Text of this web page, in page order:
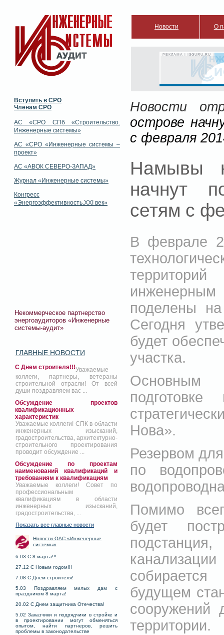
Новости О
РЕКЛАМА | ISGURU.RU
Вступить в СРО
Членам СРО
АС «СРО СПб «Строительство.
Инженерные системы»
АС «СРО «Инженерные системы –
проект»
АС «АВОК СЕВЕРО-ЗАПАД»
Журнал «Инженерные системы»
Конгресс
«Энергоэффективность.XXI век»
Некоммерческое партнерство
энергоаудиторов «Инженерные
системы-аудит»
ГЛАВНЫЕ НОВОСТИ
С Днем строителя!!!Уважаемые
коллеги, партнеры, ветераны
строительной отрасли! От всей
души поздравляем вас ...
Обсуждение проектов
квалификационных
характеристик
Уважаемые коллеги! СПК в области
инженерных изысканий,
градостроительства, архитектурно-
строительного проектирования
проводит обсуждение ...
Обсуждение по проектам
наименований квалификаций и
требованиям к квалификациям
Уважаемые коллеги! Совет по
профессиональным
квалификациям в области
инженерных изысканий,
градостроительства, ...
Показать все главные новости
Новости ОАС «Инженерные
системы»
6.03 С 8 марта!!!
27.12 С Новым годом!!!
7.08 С Днем строителя!
5.03 Поздравляем милых дам с
праздником 8 марта!
20.02 С Днем защитника Отечества!
5.02 Заказчики и подрядчики в стройке и
в проектировании могут обменяться
опытом, найти партнеров, решить
проблемы в законодательстве
Новости
острове
с февраля
Намывы
начнут
сетям с
В феврале
инженерным
поделены
Сегодня
будет
участка.
Основным
Нова».
Резервом
по
Помимо
будет
будущем
сооружений
территории.